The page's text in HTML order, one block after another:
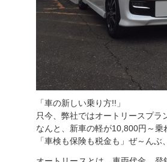
「車の新しい乗り方!!」
只今、弊社ではオートリースプラ
なんと、新車の軽が10,800円～
「車検も保険も税金も」ぜ～ん